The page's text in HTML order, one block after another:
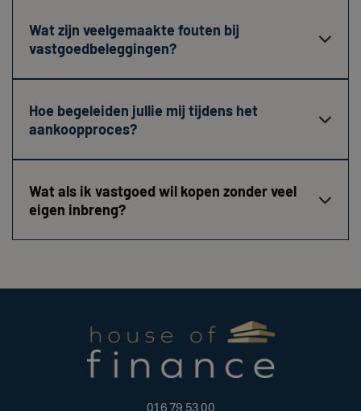
Wat zijn veelgemaakte fouten bij
vastgoedbeleggingen?

Hoe begeleiden jullie mij tijdens het
aankoopproces?

Wat als ik vastgoed wil kopen zonder veel
eigen inbreng?

016 79 53 00